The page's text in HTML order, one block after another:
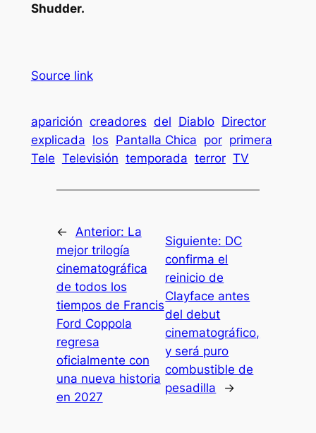
Shudder.
Source link
aparición creadores del Diablo Director
explicada los Pantalla Chica por primera
Tele Televisión temporada terror TV
← Anterior: La
mejor trilogía
cinematográfica
de todos los
tiempos de Francis
Ford Coppola
regresa
oficialmente con
una nueva historia
en 2027
Siguiente: DC
confirma el
reinicio de
Clayface antes
del debut
cinematográfico,
y será puro
combustible de
pesadilla
→